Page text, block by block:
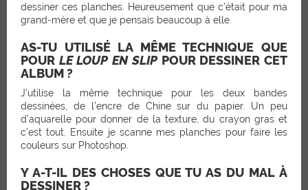
dessiner ces planches. Heureusement que c’était pour ma
grand-mère et que je pensais beaucoup à elle.
AS-TU UTILISÉ LA MÊME TECHNIQUE QUE
POUR LE LOUP EN SLIPPOUR DESSINER CET
ALBUM ?
J’utilise la même technique pour les deux bandes
dessinées, de l’encre de Chine sur du papier. Un peu
d’aquarelle pour donner de la texture, du crayon gras et
c’est tout. Ensuite je scanne mes planches pour faire les
couleurs sur Photoshop.
Y A-T-IL DES CHOSES QUE TU AS DU MAL À
DESSINER ?